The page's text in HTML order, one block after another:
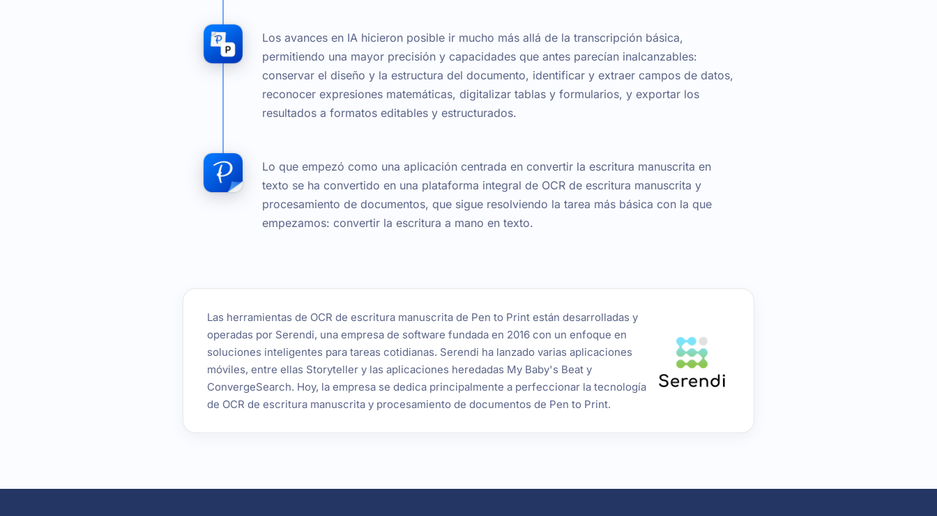
Los avances en IA hicieron posible ir mucho más allá de la transcripción básica,
permitiendo una mayor precisión y capacidades que antes parecían inalcanzables:
conservar el diseño y la estructura del documento, identificar y extraer campos de datos,
reconocer expresiones matemáticas, digitalizar tablas y formularios, y exportar los
resultados a formatos editables y estructurados.
Lo que empezó como una aplicación centrada en convertir la escritura manuscrita en
texto se ha convertido en una plataforma integral de OCR de escritura manuscrita y
procesamiento de documentos, que sigue resolviendo la tarea más básica con la que
empezamos: convertir la escritura a mano en texto.
Las herramientas de OCR de escritura manuscrita de Pen to Print están desarrolladas y
operadas por Serendi, una empresa de software fundada en 2016 con un enfoque en
soluciones inteligentes para tareas cotidianas. Serendi ha lanzado varias aplicaciones
móviles, entre ellas Storyteller y las aplicaciones heredadas My Baby's Beat y
ConvergeSearch. Hoy, la empresa se dedica principalmente a perfeccionar la tecnología
de OCR de escritura manuscrita y procesamiento de documentos de Pen to Print.